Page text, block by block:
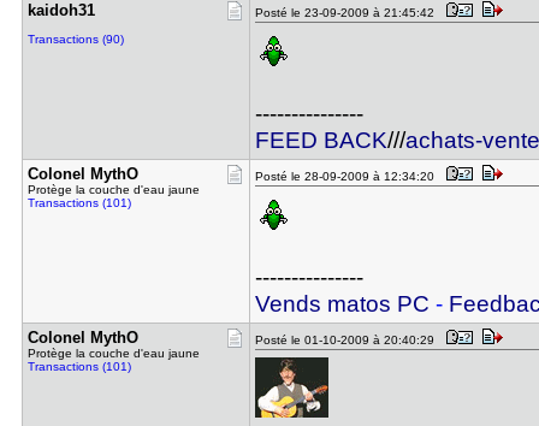
kaidoh31
Transactions (90)
Posté le 23-09-2009 à 21:45:42
---------------
FEED BACK///achats-
Colonel My​thO
Protège la couche d'eau jaune
Transactions (101)
Posté le 28-09-2009 à 12:34:20
---------------
Vends matos PC -
Colonel My​thO
Protège la couche d'eau jaune
Transactions (101)
Posté le 01-10-2009 à 20:40:29